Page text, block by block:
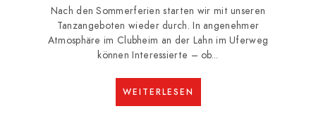
Nach den Sommerferien starten wir mit unseren
Tanzangeboten wieder durch. In angenehmer
Atmosphäre im Clubheim an der Lahn im Uferweg
können Interessierte – ob...
WEITERLESEN